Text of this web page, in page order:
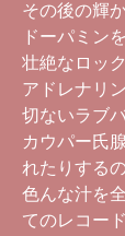
その後の輝
ドーパミン
壮絶なロッ
アドレナリ
切ないラブ
カウパー氏
れたりする
色んな汁を
てのレコー